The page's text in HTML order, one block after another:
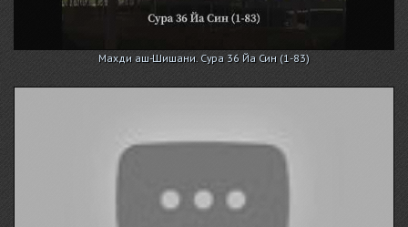
Махди аш-Шишани. Сура 36 Йа Син (1-83)